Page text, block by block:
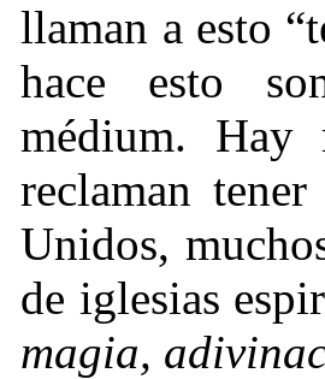
llaman a esto
hace esto
médium. Hay
reclaman
Unidos,
de iglesias
magia,